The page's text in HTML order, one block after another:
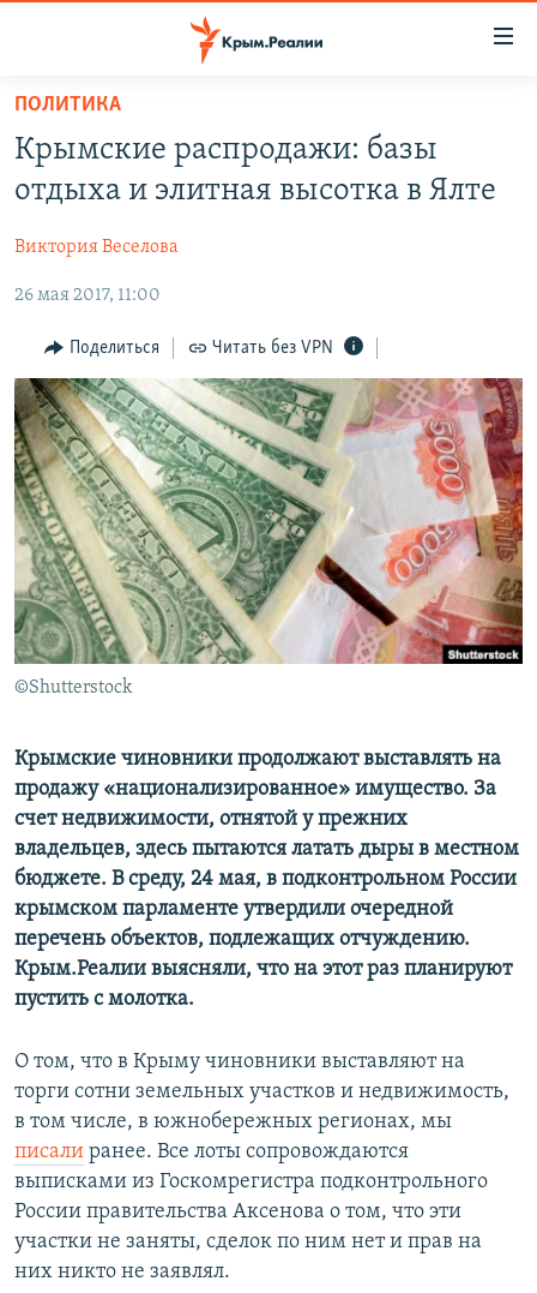
Вернуться
основному
содержанию
навигации
Вернутся
поиску
СПЕЦПРОЕКТЫ
КАРТА ВОЕННЫХ ОБЪЕКТОВ КРЫМА
11 ЛЕТ ОККУПАЦИИ КРЫМА. 11 ИСТОРИЙ СОПРОТИВЛЕНИЯ
ИСТОРИЯ
ЕЩЕ
ИНТЕРАКТИВ
ИНФОГРАФИКА
ТЕЛЕПРОЕКТ КРЫМ.РЕАЛИИ
СОВЕТЫ ПРАВОЗАЩИТНИКОВ
ПРОПАВШИЕ БЕЗ ВЕСТИ
ПОБЕДИТЕЛЕЙ НЕ СУДЯТ?
КРЫМ.НЕПОКОРЕННЫЙ
ELIFBE
УКРАИНСКАЯ ПРОБЛЕМА КРЫМА
РАДІО СВОБОДА
КАК ОБОЙТИ БЛОКИРОВКУ
Українською
Qırımtatar
ПРИСОЕДИНЯЙТЕСЬ!
ПОЛИТИКА
Крымские распродажи: базы
отдыха и элитная высотка в Ялте
Виктория Веселова
26 мая 2017, 11:00
Поделиться Читать без VPN
©Shutterstock
Крымские чиновники продолжают выставлять на
продажу «национализированное» имущество. За
счет недвижимости, отнятой у прежних
владельцев, здесь пытаются латать дыры в местном
бюджете. В среду, 24 мая, в подконтрольном России
крымском парламенте утвердили очередной
перечень объектов, подлежащих отчуждению.
Крым.Реалии выясняли, что на этот раз планируют
пустить с молотка.
О том, что в Крыму чиновники выставляют на
торги сотни земельных участков и недвижимость,
в том числе, в южнобережных регионах, мы
писали ранее. Все лоты сопровождаются
выписками из Госкомрегистра подконтрольного
России правительства Аксенова о том, что эти
участки не заняты, сделок по ним нет и прав на
них никто не заявлял.